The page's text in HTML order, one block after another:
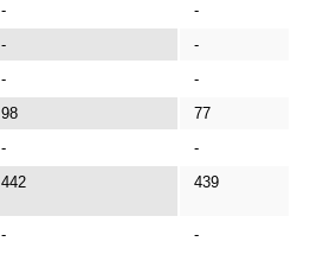
-
-
-
-
-
-
98
77
-
-
442 439
- -